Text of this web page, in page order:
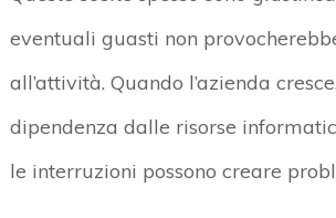
eventuali guasti non
all’attività. Quando l’azienda
dipendenza dalle risorse
le interruzioni possono creare